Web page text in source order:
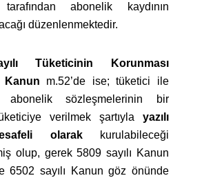
abonelik kaydının
düzenlenmektedir.
Tüketicinin Korunması
Kanun m.52’de ise; tüketici ile
abonelik sözleşmelerinin bir
verilmek şartıyla yazılı
olarakkurulabileceği
olup, gerek 5809 sayılı Kanun
6502 sayılı Kanun göz önünde